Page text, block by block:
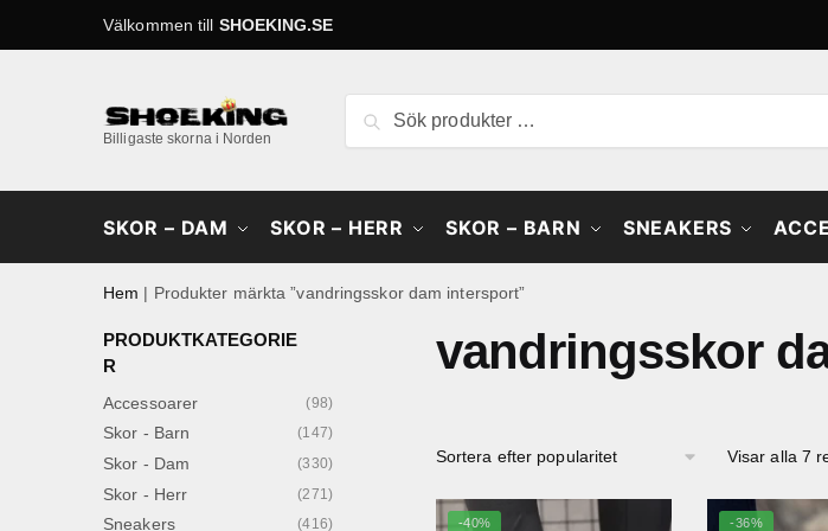
Välkommen till SHOEKING.SE
Billigaste skorna i Norden
Sök
SKOR – DAM SKOR – HERR SKOR – BARN SNEAKERS
Hem | Produkter märkta ”vandringsskor dam intersport”
vandringsskor
Visar alla 7
-40% -36%
PRODUKTKATEGORIE
R
Accessoarer (98)
Skor - Barn (147)
Skor - Dam (330)
Skor - Herr (271)
Sneakers (416)